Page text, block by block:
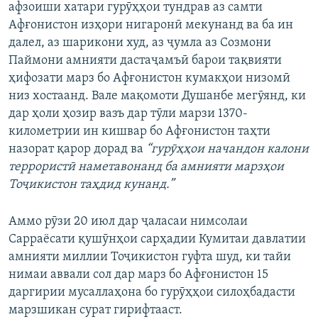
афзоиши хатари гурӯҳҳои тундрав аз самти
Афғонистон изҳори нигаронӣ мекунанд ва ба ин
далел, аз шарикони худ, аз ҷумла аз Созмони
Паймони амнияти дастаҷамъӣ барои тақвияти
ҳифозати марз бо Афғонистон кумакҳои низомӣ
низ хостаанд. Вале мақомоти Душанбе мегӯянд, ки
дар ҳоли ҳозир вазъ дар тӯли марзи 1370-
километрии ин кишвар бо Афғонистон таҳти
назорат қарор дорад ва “гурӯҳҳои начандон калони
террористӣ наметавонанд ба амнияти марзҳои
Тоҷикистон таҳдид кунанд.”
Аммо рӯзи 20 июл дар ҷаласаи нимсолаи
Сарраёсати қушӯнҳои сарҳадии Кумитаи давлатии
амнияти миллии Тоҷикистон гуфта шуд, ки тайи
нимаи аввали сол дар марз бо Афғонистон 15
даргирии мусаллаҳона бо гурӯҳҳои силоҳбадасти
марзшикан сурат гирифтааст.